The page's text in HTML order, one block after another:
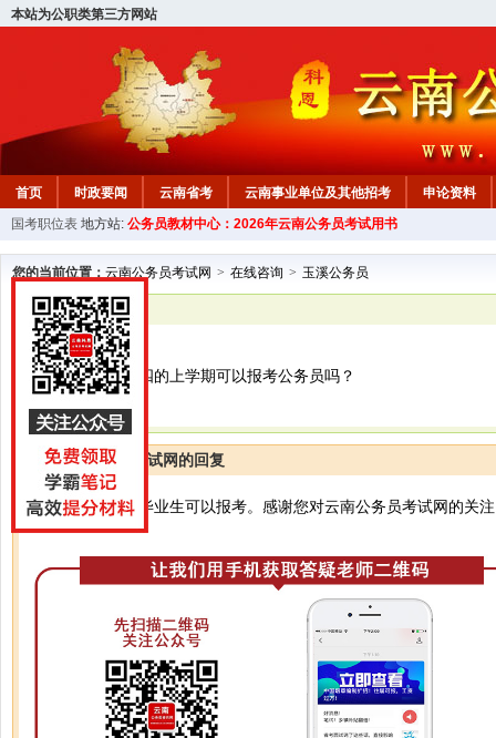
本站为公职类第三方网站
首页 时政要闻 云南省考 云南事业单位及其他招考
申论资料
国考职位表 地方站: 公务员教材中心：2026年云南公务员考试用书
您的当前位置： 云南公务员考试网 > 在线咨询 > 玉溪公务员
已解决
玉溪公务员
您好！请问在大四的上学期可以报考公务员吗？
云南公务员考试网的回复
您好，在读应届毕业生可以报考。感谢您对云南公务员考试网的关